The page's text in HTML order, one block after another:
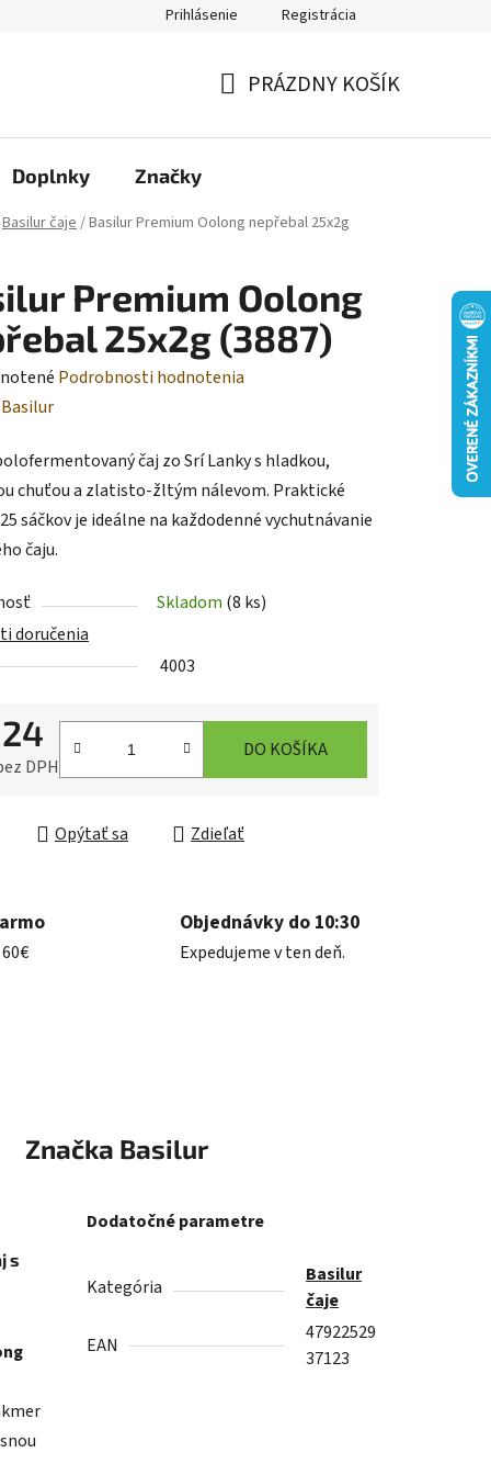
Prihlásenie Registrácia
PRÁZDNY KOŠÍK
Doplnky Značky
Basilur čaje/Basilur Premium Oolong nepřebal 25x2g
Premium Oolong
25x2g (3887)
Podrobnosti hodnotenia
Basilur
čaj zo Srí Lanky s hladkou,
chuťou a zlatisto-žltým nálevom. Praktické
sáčkov je ideálne na každodenné vychutnávanie
čaju.
Skladom (8 ks)
doručenia
4003
DPH
DO KOŠÍKA
Opýtať sa Zdieľať
Objednávky do 10:30
Expedujeme v ten deň.
Značka Basilur
s
Dodatočné parametre
Kategória
Basilur
čaje
EAN
47922529
37123